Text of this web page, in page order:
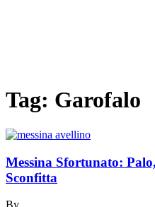
Tag: Garofalo
Messina Sfortunato:
Sconfitta